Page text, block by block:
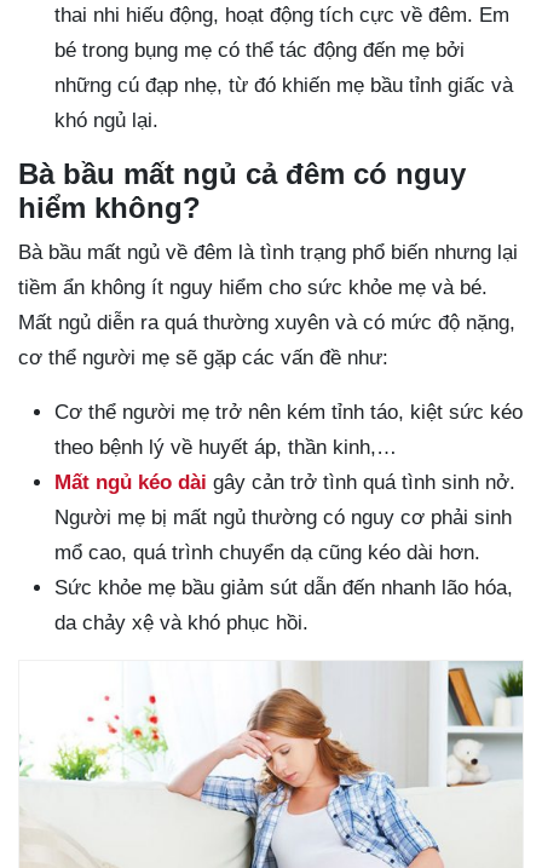
thai nhi hiếu động, hoạt động tích cực về đêm. Em
bé trong bụng mẹ có thể tác động đến mẹ bởi
những cú đạp nhẹ, từ đó khiến mẹ bầu tỉnh giấc và
khó ngủ lại.
Bà bầu mất ngủ cả đêm có nguy
hiểm không?
Bà bầu mất ngủ về đêm là tình trạng phổ biến nhưng lại
tiềm ẩn không ít nguy hiểm cho sức khỏe mẹ và bé.
Mất ngủ diễn ra quá thường xuyên và có mức độ nặng,
cơ thể người mẹ sẽ gặp các vấn đề như:
Cơ thể người mẹ trở nên kém tỉnh táo, kiệt sức kéo
theo bệnh lý về huyết áp, thần kinh,…
Mất ngủ kéo dài gây cản trở tình quá tình sinh nở.
Người mẹ bị mất ngủ thường có nguy cơ phải sinh
mổ cao, quá trình chuyển dạ cũng kéo dài hơn.
Sức khỏe mẹ bầu giảm sút dẫn đến nhanh lão hóa,
da chảy xệ và khó phục hồi.